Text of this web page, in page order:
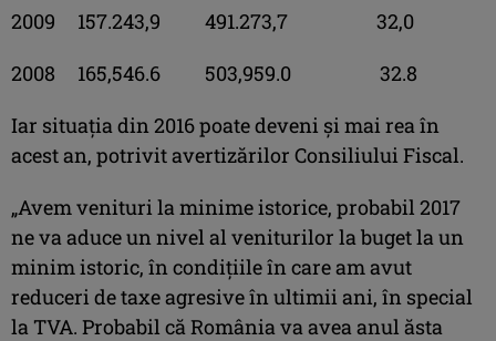
2009 157.243,9 491.273,7 32,0
2008 165,546.6 503,959.0 32.8
Iar situaţia din 2016 poate deveni şi mai rea în
acest an, potrivit avertizărilor Consiliului Fiscal.
„Avem venituri la minime istorice, probabil 2017
ne va aduce un nivel al veniturilor la buget la un
minim istoric, în condițiile în care am avut
reduceri de taxe agresive în ultimii ani, în special
la TVA. Probabil că România va avea anul ăsta